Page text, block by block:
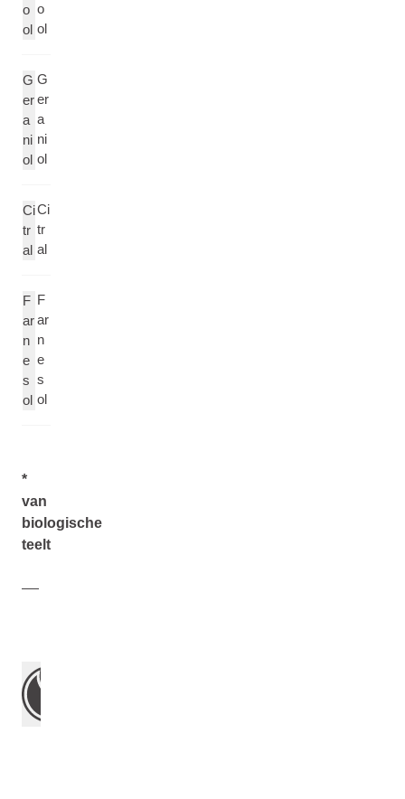
o
ol
o
ol
G
er
a
ni
ol
G
er
a
ni
ol
Ci
tr
al
Ci
tr
al
F
ar
n
e
s
ol
F
ar
n
e
s
ol
*
van
biologische
teelt